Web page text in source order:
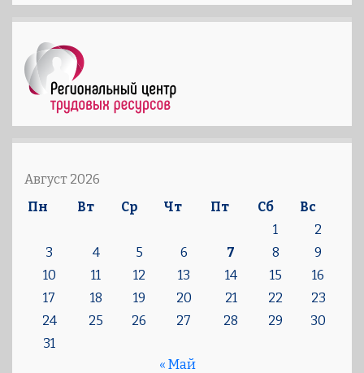
Август 2026
Пн
Вт Ср Чт Пт Сб
Вс
1
2
3
4 5 6 7 8
9
10
11 12 13 14 15
16
17
18 19 20 21 22
23
24
25 26 27 28 29
30
31
« Май